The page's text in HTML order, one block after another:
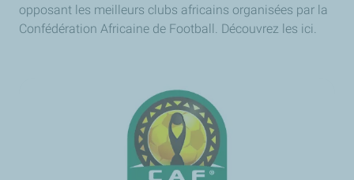
opposant les meilleurs clubs africains organisées par la
Confédération Africaine de Football. Découvrez les ici.